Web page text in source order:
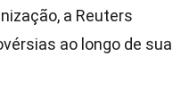
a Reuters
ao longo de sua